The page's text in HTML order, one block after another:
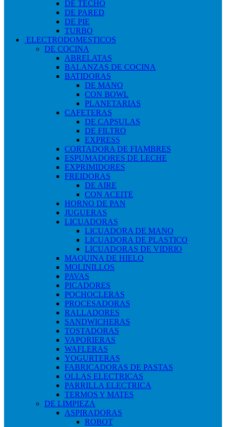
DE TECHO
DE PARED
DE PIE
TURBO
ELECTRODOMESTICOS
DE COCINA
ABRELATAS
BALANZAS DE COCINA
BATIDORAS
DE MANO
CON BOWL
PLANETARIAS
CAFETERAS
DE CAPSULAS
DE FILTRO
EXPRESS
CORTADORA DE FIAMBRES
ESPUMADORES DE LECHE
EXPRIMIDORES
FREIDORAS
DE AIRE
CON ACEITE
HORNO DE PAN
JUGUERAS
LICUADORAS
LICUADORA DE MANO
LICUADORA DE PLASTICO
LICUADORAS DE VIDRIO
MAQUINA DE HIELO
MOLINILLOS
PAVAS
PICADORES
POCHOCLERAS
PROCESADORAS
RALLADORES
SANDWICHERAS
TOSTADORAS
VAPORIERAS
WAFLERAS
YOGURTERAS
FABRICADORAS DE PASTAS
OLLAS ELECTRICAS
PARRILLA ELECTRICA
TERMOS Y MATES
DE LIMPIEZA
ASPIRADORAS
ROBOT